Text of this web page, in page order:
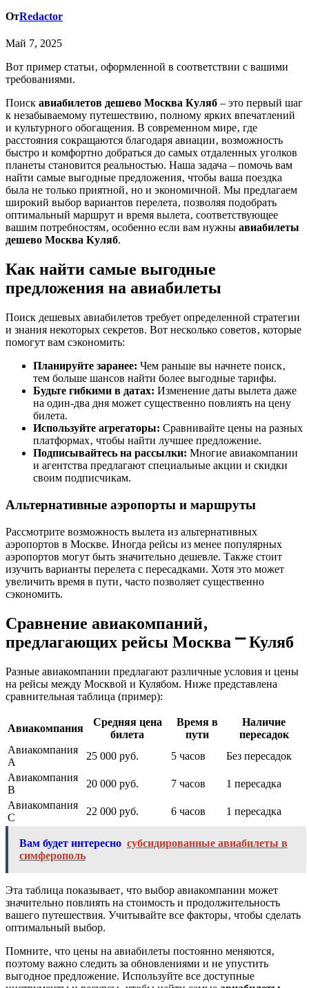
ОтRedactor
Май 7, 2025
Вот пример статьи‚ оформленной в соответствии с вашими
требованиями.
Поиск авиабилетов дешево Москва Куляб – это первый шаг
к незабываемому путешествию‚ полному ярких впечатлений
и культурного обогащения. В современном мире‚ где
расстояния сокращаются благодаря авиации‚ возможность
быстро и комфортно добраться до самых отдаленных уголков
планеты становится реальностью. Наша задача – помочь вам
найти самые выгодные предложения‚ чтобы ваша поездка
была не только приятной‚ но и экономичной. Мы предлагаем
широкий выбор вариантов перелета‚ позволяя подобрать
оптимальный маршрут и время вылета‚ соответствующее
вашим потребностям‚ особенно если вам нужны авиабилеты
дешево Москва Куляб.
Как найти самые выгодные
предложения на авиабилеты
Поиск дешевых авиабилетов требует определенной стратегии
и знания некоторых секретов. Вот несколько советов‚ которые
помогут вам сэкономить:
Планируйте заранее: Чем раньше вы начнете поиск‚
тем больше шансов найти более выгодные тарифы.
Будьте гибкими в датах: Изменение даты вылета даже
на один-два дня может существенно повлиять на цену
билета.
Используйте агрегаторы: Сравнивайте цены на разных
платформах‚ чтобы найти лучшее предложение.
Подписывайтесь на рассылки: Многие авиакомпании
и агентства предлагают специальные акции и скидки
своим подписчикам.
Альтернативные аэропорты и маршруты
Рассмотрите возможность вылета из альтернативных
аэропортов в Москве. Иногда рейсы из менее популярных
аэропортов могут быть значительно дешевле. Также стоит
изучить варианты перелета с пересадками. Хотя это может
увеличить время в пути‚ часто позволяет существенно
сэкономить.
Сравнение авиакомпаний‚
предлагающих рейсы Москва ⎻ Куляб
Разные авиакомпании предлагают различные условия и цены
на рейсы между Москвой и Кулябом. Ниже представлена
сравнительная таблица (пример):
Авиакомпания
Средняя цена
билета
Время в
пути
Наличие
пересадок
Авиакомпания
A
25 000 руб. 5 часов
Без пересадок
Авиакомпания
B
20 000 руб. 7 часов
1 пересадка
Авиакомпания
C
22 000 руб. 6 часов 1 пересадка
Вам будет интересно субсидированные авиабилеты в
симферополь
Эта таблица показывает‚ что выбор авиакомпании может
значительно повлиять на стоимость и продолжительность
вашего путешествия. Учитывайте все факторы‚ чтобы сделать
оптимальный выбор.
Помните‚ что цены на авиабилеты постоянно меняются‚
поэтому важно следить за обновлениями и не упустить
выгодное предложение. Используйте все доступные